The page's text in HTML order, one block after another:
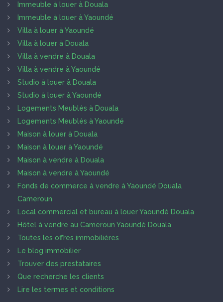
Immeuble à louer à Douala
Immeuble à louer à Yaoundé
Villa à louer à Yaoundé
Villa à louer à Douala
Villa à vendre à Douala
Villa à vendre à Yaoundé
Studio à louer à Douala
Studio à louer à Yaoundé
Logements Meublés à Douala
Logements Meublés à Yaoundé
Maison à louer à Douala
Maison à louer à Yaoundé
Maison à vendre à Douala
Maison à vendre à Yaoundé
Fonds de commerce à vendre à Yaoundé Douala
Cameroun
Local commercial et bureau à louer Yaoundé Douala
Hôtel à vendre au Cameroun Yaoundé Douala
Toutes les offres immobilières
Le blog immobilier
Trouver des prestataires
Que recherche les clients
Lire les termes et conditions